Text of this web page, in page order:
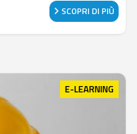
SCOPRI DI PIÙ
E-LEARNING